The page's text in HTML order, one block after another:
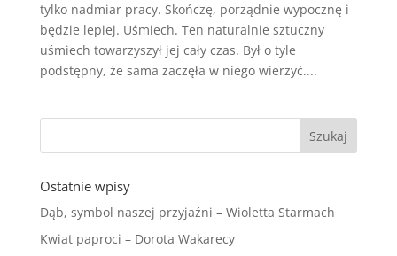
tylko nadmiar pracy. Skończę, porządnie wypocznę i
będzie lepiej. ​Uśmiech. Ten naturalnie sztuczny
uśmiech towarzyszył jej cały czas. Był o tyle
podstępny, że sama zaczęła w niego wierzyć....
Ostatnie wpisy
Dąb, symbol naszej przyjaźni – Wioletta Starmach
Kwiat paproci – Dorota Wakarecy